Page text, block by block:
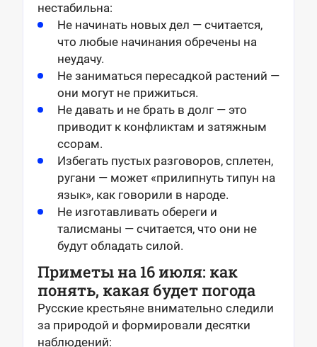
нестабильна:
Не начинать новых дел — считается,
что любые начинания обречены на
неудачу.
Не заниматься пересадкой растений —
они могут не прижиться.
Не давать и не брать в долг — это
приводит к конфликтам и затяжным
ссорам.
Избегать пустых разговоров, сплетен,
ругани — может «прилипнуть типун на
язык», как говорили в народе.
Не изготавливать обереги и
талисманы — считается, что они не
будут обладать силой.
Приметы на 16 июля: как
понять, какая будет погода
Русские крестьяне внимательно следили
за природой и формировали десятки
наблюдений: